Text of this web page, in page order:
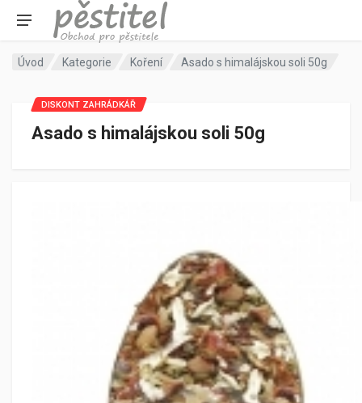
Úvod Kategorie Koření Asado s himalájskou soli 50g
Asado s himalájskou soli 50g
DISKONT ZAHRÁDKÁŘ